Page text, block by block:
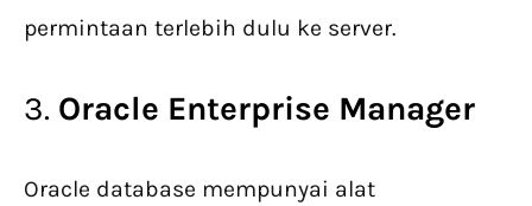
permintaan terlebih dulu ke server.
3. Oracle Enterprise Manager
Oracle database mempunyai alat